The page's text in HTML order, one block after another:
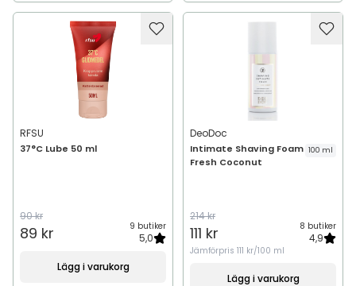
RFSU
37°C Lube 50 ml
90 kr
89 kr 9 butiker
5,0
Lägg i varukorg
DeoDoc
Intimate Shaving Foam
Fresh Coconut
100 ml
214 kr
111 kr 8 butiker
4,9
Jämförpris 111 kr/100 ml
Lägg i varukorg